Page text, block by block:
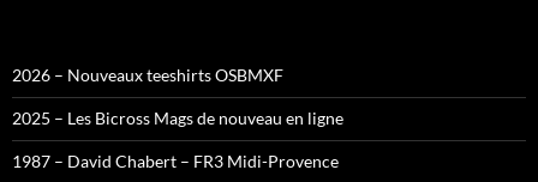
2026 – Nouveaux teeshirts OSBMXF
2025 – Les Bicross Mags de nouveau en ligne
1987 – David Chabert – FR3 Midi-Provence